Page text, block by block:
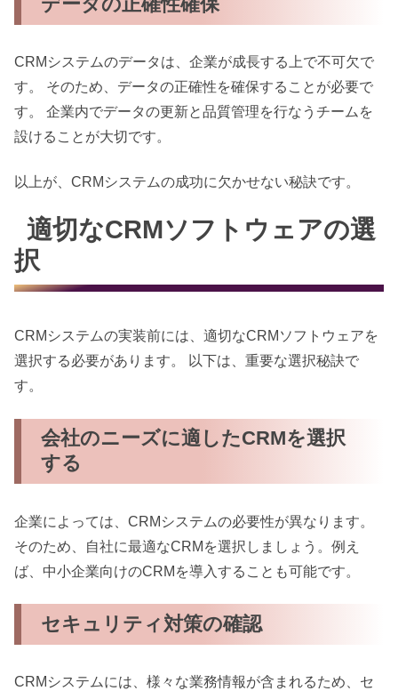
CRMシステムのデータは、企業が成長する上で不可欠で
す。 そのため、データの正確性を確保することが必要で
す。 企業内でデータの更新と品質管理を行なうチームを
設けることが大切です。
以上が、CRMシステムの成功に欠かせない秘訣です。
適切なCRMソフトウェアの選
択
CRMシステムの実装前には、適切なCRMソフトウェアを
選択する必要があります。 以下は、重要な選択秘訣で
す。
会社のニーズに適したCRMを選択
する
企業によっては、CRMシステムの必要性が異なります。
そのため、自社に最適なCRMを選択しましょう。例え
ば、中小企業向けのCRMを導入することも可能です。
セキュリティ対策の確認
CRMシステムには、様々な業務情報が含まれるため、セ